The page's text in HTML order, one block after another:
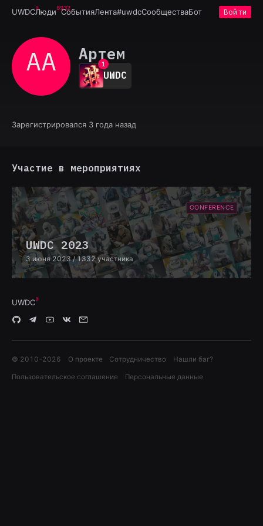
UWDCЛюди6932
СобытияЛента#uwdcСообществаБот Войти
АА Артем
0
1
2
3
6
UWDC
Зарегистрировался 3 года назад
Участие в мероприятиях
CONFERENCE
UWDC 2023
3 июня 2023 / 1332 участника
UWDC
© 2010–2026 О проекте Сотрудничество Нашли баг?
Пользовательское соглашение Персональные данные